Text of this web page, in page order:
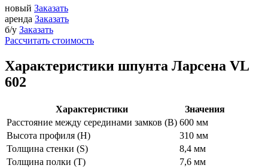
новый Заказать
аренда Заказать
б/у Заказать
Рассчитать стоимость
Характеристики шпунта Ларсена VL
602
Характеристики
Значения
Расстояние между серединами замков (В) 600 мм
Высота профиля (Н)
310 мм
Толщина стенки (S)
8,4 мм
Толщина полки (T)
7,6 мм